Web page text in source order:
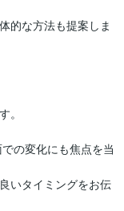
的な方法も提案しま
。
の変化にも焦点を当
いタイミングをお伝